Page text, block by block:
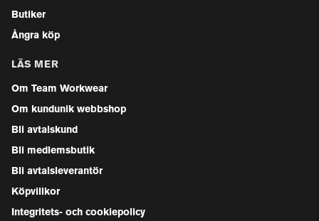
Butiker
Ångra köp
LÄS MER
Om Team Workwear
Om kundunik webbshop
Bli avtalskund
Bli medlemsbutik
Bli avtalsleverantör
Köpvillkor
Integritets- och cookiepolicy